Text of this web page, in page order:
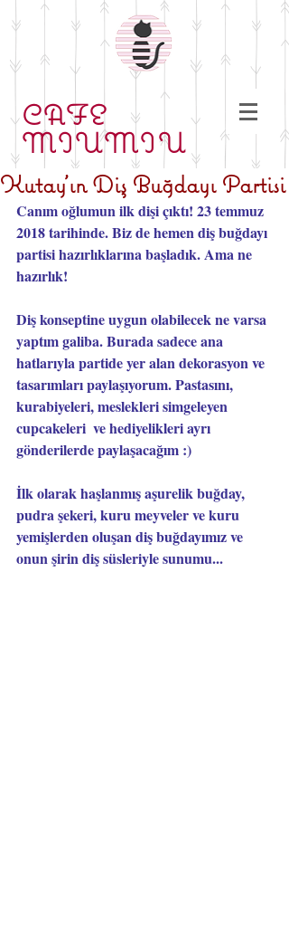
CAFE
MIUMIU
Kutay'ın Diş Buğdayı Partisi
Canım oğlumun ilk dişi çıktı! 23 temmuz
2018 tarihinde. Biz de hemen diş buğdayı
partisi hazırlıklarına başladık. Ama ne
hazırlık!
Diş konseptine uygun olabilecek ne varsa
yaptım galiba. Burada sadece ana
hatlarıyla partide yer alan dekorasyon ve
tasarımları paylaşıyorum. Pastasını,
kurabiyeleri, meslekleri simgeleyen
cupcakeleri
  ve
hediyelikleri ayrı
gönderilerde paylaşacağım :)
İlk olarak haşlanmış aşurelik buğday,
pudra şekeri, kuru meyveler ve kuru
yemişlerden oluşan diş buğdayımız ve
onun şirin diş süsleriyle sunumu...